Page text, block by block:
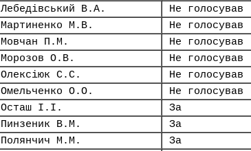
Лебедівський В.А.
Не голосував
Мартиненко М.В.
Не голосував
Мовчан П.М.
Не голосував
Морозов О.В.
Не голосував
Олексіюк С.С.
Не голосував
Омельченко О.О.
Не голосував
Осташ І.І.
За
Пинзеник В.М.
За
Полянчич М.М.
За